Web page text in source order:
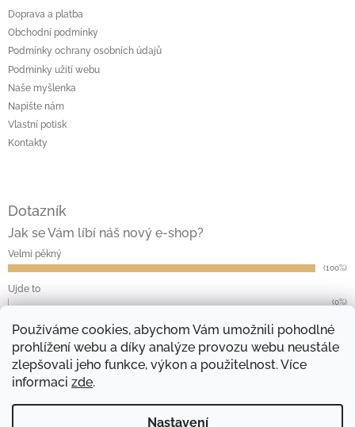
Používáme cookies, abychom Vám umožnili pohodlné
prohlížení webu a díky analýze provozu webu neustále
zlepšovali jeho funkce, výkon a použitelnost. Více
informaci zde.
Nastavení
Doprava a platba
Obchodní podmínky
Podmínky ochrany osobních údajů
Podmínky užití webu
Naše myšlenka
Napište nám
Vlastní potisk
Kontakty
Dotazník
Jak se Vám líbí náš nový e-shop?
Velmi pěkný
(100%)
Ujde to
(0%)
Nelíbí se mi
(0%)
Počet hlasů: 13